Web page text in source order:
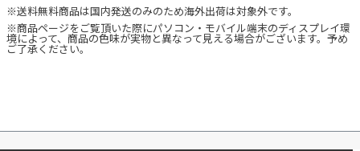
※送料無料商品は国内発送のみのため海外出荷は対象外です。
※商品ページをご覧頂いた際にパソコン・モバイル端末のディスプレイ環
境によって、商品の色味が実物と異なって見える場合がございます。予め
ご了承ください。